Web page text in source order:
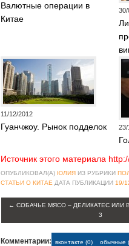
Валютные операции в
Китае
30/
11/12/2012
Гуанчжоу. Рынок подделок 23/
Источник этого материала
ОПУБЛИКОВАЛ(А) ЮЛИЯ ИЗ РУБРИКИ
СТАТЬИ О КИТАЕ ДАТА ПУБЛИКАЦИИ 19/
← СОБАЧЬЕ МЯСО – ДЕЛИКАТЕС ИЛИ
3
Комментарии: вконтакте (0) обычные